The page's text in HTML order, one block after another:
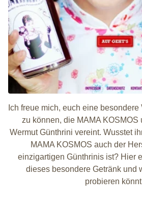
Ich freue mich, euch eine
zu können, die MAMA
Wermut Günthrini vereint. Wusstet
MAMA KOSMOS auch der
einzigartigen Günthrinis ist? Hier
dieses besondere Getränk und
probieren